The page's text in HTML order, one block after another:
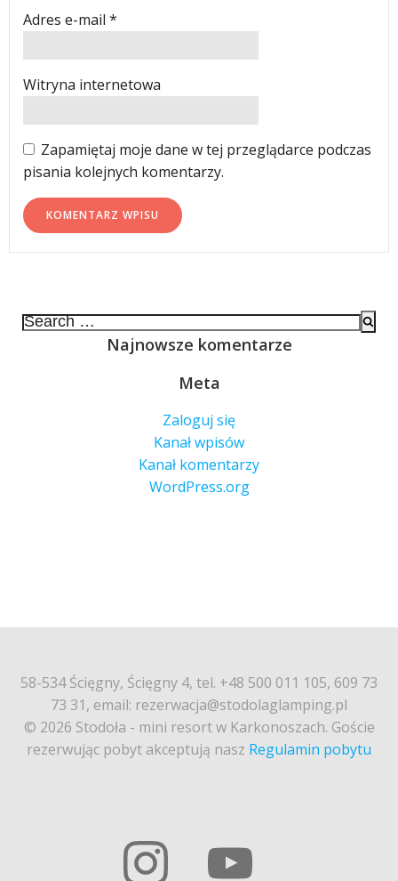
Adres e-mail *
Witryna internetowa
Zapamiętaj moje dane w tej przeglądarce podczas
pisania kolejnych komentarzy.
Search
Najnowsze komentarze
Meta
Zaloguj się
Kanał wpisów
Kanał komentarzy
WordPress.org
58-534 Ścięgny, Ścięgny 4, tel. +48 500 011 105, 609 73
73 31, email: rezerwacja@stodolaglamping.pl
© 2026 Stodoła - mini resort w Karkonoszach. Goście
rezerwując pobyt akceptują nasz Regulamin pobytu